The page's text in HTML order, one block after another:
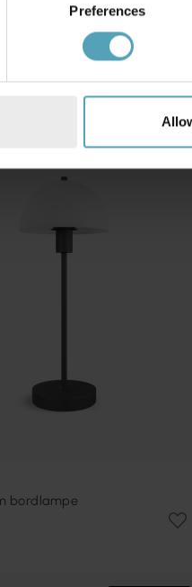
Preferences
Andre
TILBUD
bordlampe